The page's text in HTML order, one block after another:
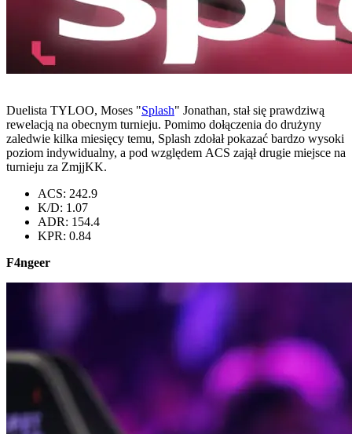
Duelista TYLOO, Moses "Splash" Jonathan, stał się prawdziwą
rewelacją na obecnym turnieju. Pomimo dołączenia do drużyny
zaledwie kilka miesięcy temu, Splash zdołał pokazać bardzo wysoki
poziom indywidualny, a pod względem ACS zajął drugie miejsce na
turnieju za ZmjjKK.
ACS: 242.9
K/D: 1.07
ADR: 154.4
KPR: 0.84
F4ngeer